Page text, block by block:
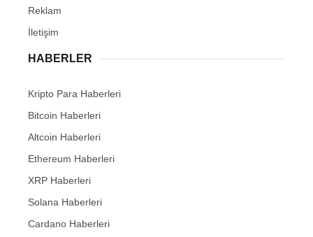
Reklam
İletişim
HABERLER
Kripto Para Haberleri
Bitcoin Haberleri
Altcoin Haberleri
Ethereum Haberleri
XRP Haberleri
Solana Haberleri
Cardano Haberleri